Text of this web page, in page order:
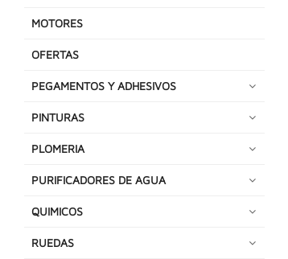
MOTORES
OFERTAS
PEGAMENTOS Y ADHESIVOS
PINTURAS
PLOMERIA
PURIFICADORES DE AGUA
QUIMICOS
RUEDAS